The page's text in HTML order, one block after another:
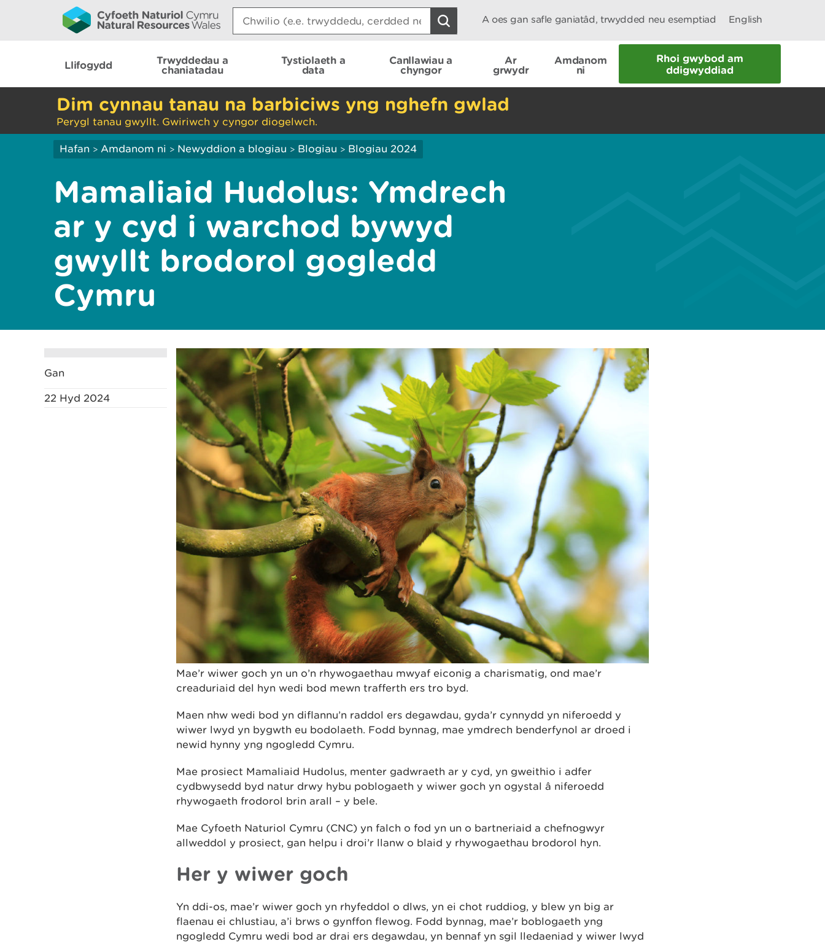
Search:
A oes gan safle ganiatâd, trwydded neu esemptiad English
Llifogydd
Trwyddedau a
chaniatadau
Tystiolaeth a
data
Canllawiau a
chyngor
Ar
grwydr
Amdanom
ni
Rhoi gwybod am
ddigwyddiad
Dim cynnau tanau na barbiciws yng nghefn gwlad
Perygl tanau gwyllt. Gwiriwch y cyngor diogelwch.
Hafan > Amdanom ni > Newyddion a blogiau > Blogiau > Blogiau 2024
Mamaliaid Hudolus: Ymdrech
ar y cyd i warchod bywyd
gwyllt brodorol gogledd
Cymru
Gan
22 Hyd 2024
Mae’r wiwer goch yn un o’n rhywogaethau mwyaf eiconig a charismatig, ond mae’r
creaduriaid del hyn wedi bod mewn trafferth ers tro byd.
Maen nhw wedi bod yn diflannu’n raddol ers degawdau, gyda’r cynnydd yn niferoedd y
wiwer lwyd yn bygwth eu bodolaeth. Fodd bynnag, mae ymdrech benderfynol ar droed i
newid hynny yng ngogledd Cymru.
Mae prosiect Mamaliaid Hudolus, menter gadwraeth ar y cyd, yn gweithio i adfer
cydbwysedd byd natur drwy hybu poblogaeth y wiwer goch yn ogystal â niferoedd
rhywogaeth frodorol brin arall – y bele.
Mae Cyfoeth Naturiol Cymru (CNC) yn falch o fod yn un o bartneriaid a chefnogwyr
allweddol y prosiect, gan helpu i droi’r llanw o blaid y rhywogaethau brodorol hyn.
Her y wiwer goch
Yn ddi-os, mae’r wiwer goch yn rhyfeddol o dlws, yn ei chot ruddiog, y blew yn big ar
flaenau ei chlustiau, a’i brws o gynffon flewog. Fodd bynnag, mae’r boblogaeth yng
ngogledd Cymru wedi bod ar drai ers degawdau, yn bennaf yn sgil lledaeniad y wiwer lwyd